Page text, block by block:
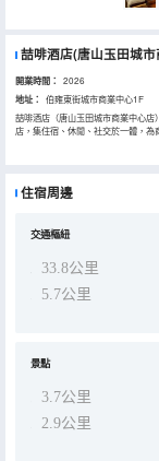
喆啡酒店(唐山玉田城
開業時間： 2026
地址：
伯雍東街城市商業中心1F
喆啡酒店（唐山玉田城市商業中心
店，集住宿、休閒、社交於一體，
喆啡品牌經典的24小時Café+Hotel
配暖調燈光，辦理入住可享現磨咖
器人服務、自助入住機；全屋地暖覆
豐富，性價比高 - 火鍋店：胖大年
皆宜，口味多樣。 - 小酒館：商業
龍遊樂園，購物、親子玩樂一站式
通：距玉田縣站自駕/打車約15分鐘，
住宿周邊
交通樞紐
33.8公里
5.7公里
景點
3.7公里
2.9公里